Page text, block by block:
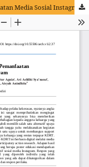
Media Sosial Instagram